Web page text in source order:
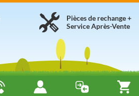
Pièces de rechange +
Service Après-Vente